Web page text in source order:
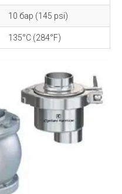
10 бар (145 psi)
135°C (284°F)